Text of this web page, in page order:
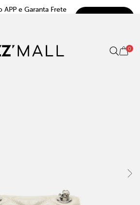
APP e Garanta Frete
0